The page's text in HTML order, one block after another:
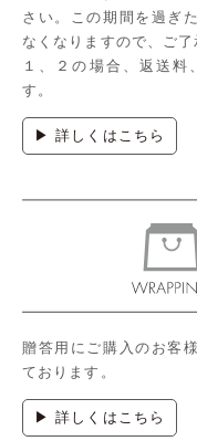
さい。この期間を過ぎ
なくなりますので、ご了
１、２の場合、返送料
す。
▶ 詳しくはこちら
贈答用にご購入のお客
ております。
▶ 詳しくはこちら